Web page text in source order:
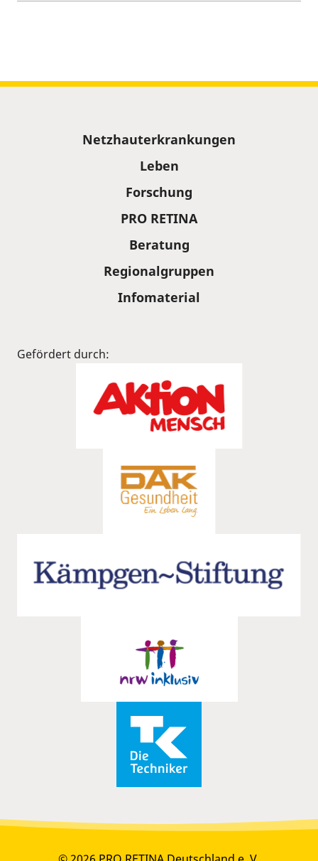
Netzhauterkrankungen
Leben
Forschung
PRO RETINA
Beratung
Regionalgruppen
Infomaterial
Gefördert durch: